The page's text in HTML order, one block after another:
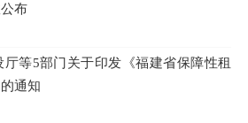
布
等5部门关于印发《福建省保障性租
通知